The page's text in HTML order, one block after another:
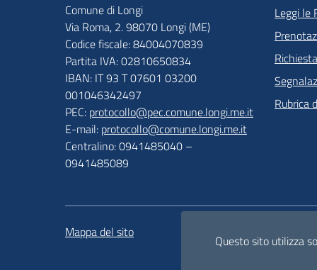
Comune di Longi
Via Roma, 2. 98070 Longi (ME)
Codice fiscale: 84004070839
Partita IVA: 02810650834
IBAN: IT 93 T 07601 03200
001046342497
PEC: protocollo@pec.comune.longi.me.it
E-mail: protocollo@comune.longi.me.it
Centralino: 0941485040 –
0941485089
Leggi le
Rubrica
Mappa del sito
Questo sito utilizza